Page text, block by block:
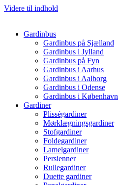
Videre til indhold
Gardinbus
Gardinbus på Sjælland
Gardinbus i Jylland
Gardinbus på Fyn
Gardinbus i Aarhus
Gardinbus i Aalborg
Gardinbus i Odense
Gardinbus i København
Gardiner
Plisségardiner
Mørklægningsgardiner
Stofgardiner
Foldegardiner
Lamelgardiner
Persienner
Rullegardiner
Duette gardiner